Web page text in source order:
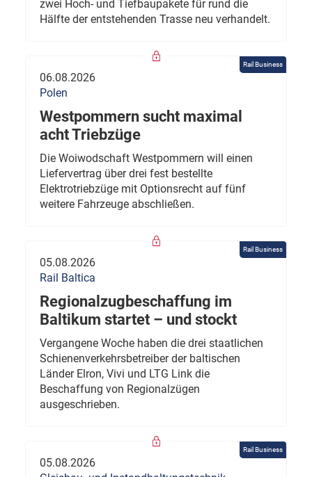
zwei Hoch- und Tiefbaupakete für rund die
Hälfte der entstehenden Trasse neu verhandelt.
Rail Business
06.08.2026
Polen
Westpommern sucht maximal
acht Triebzüge
Die Woiwodschaft Westpommern will einen
Liefervertrag über drei fest bestellte
Elektrotriebzüge mit Optionsrecht auf fünf
weitere Fahrzeuge abschließen.
Rail Business
05.08.2026
Rail Baltica
Regionalzugbeschaffung im
Baltikum startet – und stockt
Vergangene Woche haben die drei staatlichen
Schienenverkehrsbetreiber der baltischen
Länder Elron, Vivi und LTG Link die
Beschaffung von Regionalzügen
ausgeschrieben.
Rail Business
05.08.2026